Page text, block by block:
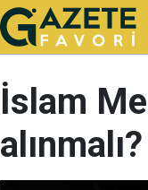
İslam
alınmalı?